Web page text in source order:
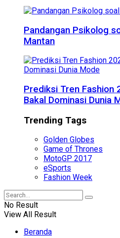
Pandangan Psikolog
Mantan
Prediksi Tren Fashion
Bakal Dominasi Dunia
Trending Tags
Golden Globes
Game of Thrones
MotoGP 2017
eSports
Fashion Week
No Result
View All Result
Beranda